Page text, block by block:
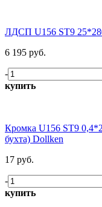
ЛДСП U156 ST9
6 195 руб.
-
купить
Кромка U156 ST9
бухта) Dollken
17 руб.
-
купить